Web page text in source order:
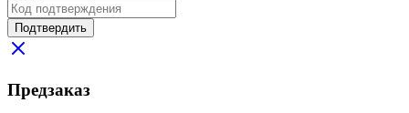
Подтвердить
Предзаказ